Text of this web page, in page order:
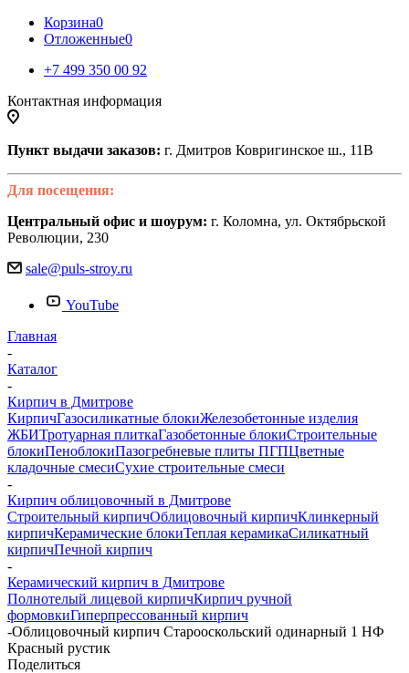
Корзина0
Отложенные0
+7 499 350 00 92
Контактная информация
Пункт выдачи заказов: г. Дмитров Ковригинское ш., 11В
Для посещения:
Центральный офис и шоурум: г. Коломна, ул. Октябрьской
Революции, 230
sale@puls-stroy.ru
YouTube
Главная
-
Каталог
-
Кирпич в Дмитрове
КирпичГазосиликатные блокиЖелезобетонные изделия
ЖБИТротуарная плиткаГазобетонные блокиСтроительные
блокиПеноблокиПазогребневые плиты ПГПЦветные
кладочные смесиСухие строительные смеси
-
Кирпич облицовочный в Дмитрове
Строительный кирпичОблицовочный кирпичКлинкерный
кирпичКерамические блокиТеплая керамикаСиликатный
кирпичПечной кирпич
-
Керамический кирпич в Дмитрове
Полнотелый лицевой кирпичКирпич ручной
формовкиГиперпрессованный кирпич
-Облицовочный кирпич Старооскольский одинарный 1 НФ
Красный рустик
Поделиться